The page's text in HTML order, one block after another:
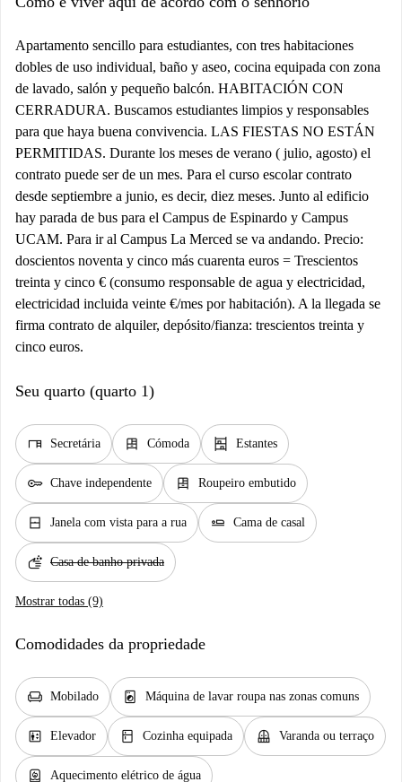
Apartamento sencillo para estudiantes, con tres habitaciones
dobles de uso individual, baño y aseo, cocina equipada con zona
de lavado, salón y pequeño balcón. HABITACIÓN CON
CERRADURA. Buscamos estudiantes limpios y responsables
para que haya buena convivencia. LAS FIESTAS NO ESTÁN
PERMITIDAS. Durante los meses de verano ( julio, agosto) el
contrato puede ser de un mes. Para el curso escolar contrato
desde septiembre a junio, es decir, diez meses. Junto al edificio
hay parada de bus para el Campus de Espinardo y Campus
UCAM. Para ir al Campus La Merced se va andando. Precio:
doscientos noventa y cinco más cuarenta euros = Trescientos
treinta y cinco € (consumo responsable de agua y electricidad,
electricidad incluida veinte €/mes por habitación). A la llegada se
firma contrato de alquiler, depósito/fianza: trescientos treinta y
cinco euros.
Seu quarto (quarto 1)
desk Secretária dresser Cómoda shelves Estantes
key Chave independente dresser Roupeiro embutido
window_closed Janela com vista para a rua airline_seat_flat Cama de casal
soap Casa de banho privada
Mostrar todas (9)
Comodidades da propriedade
chair Mobilado local_laundry_service Máquina de lavar roupa nas zonas comuns
elevator Elevador kitchen Cozinha equipada balcony Varanda ou terraço
water_heater Aquecimento elétrico de água